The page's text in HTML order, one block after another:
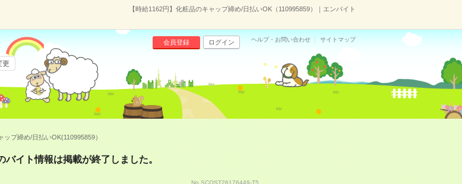
【時給1162円】化粧品のキャップ締め/日払いOK（110995859）｜エンバイト
会員登録 ログイン ヘルプ・お問い合わせ サイトマップ
更
ップ締め/日払いOK(110995859）
バイト情報は掲載が終了しました。
No.SCOST26176449-T5